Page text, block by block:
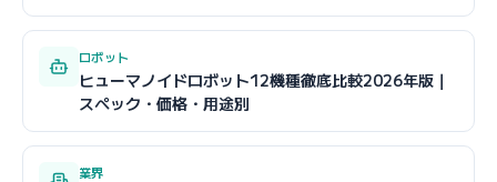
ロボット
ヒューマノイドロボット12機種徹底比較2026年版｜
スペック・価格・用途別
業界